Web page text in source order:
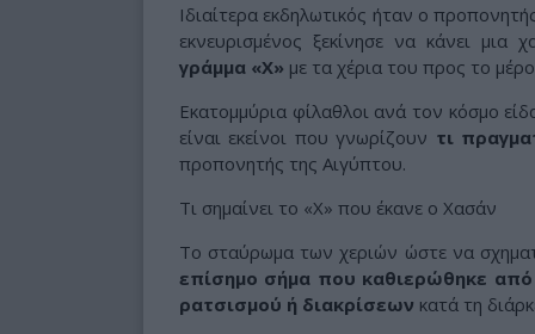
Ιδιαίτερα εκδηλωτικός ήταν ο
εκνευρισμένος ξεκίνησε να κάνει μια
γράμμα «Χ» με τα χέρια του προς το
Εκατομμύρια φίλαθλοι ανά τον κόσμο
είναι εκείνοι που γνωρίζουν τι
προπονητής της Αιγύπτου.
Τι σημαίνει το «Χ» που έκανε ο Χασάν
Το σταύρωμα των χεριών ώστε να
επίσημο σήμα που καθιερώθηκε από
ρατσισμού ή διακρίσεων κατά τη